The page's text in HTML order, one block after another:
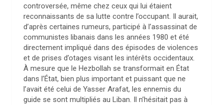
controversée, même chez ceux qui lui étaient
reconnaissants de sa lutte contre l’occupant. Il aurait,
d’après certaines rumeurs, participé à l’assassinat de
communistes libanais dans les années 1980 et été
directement impliqué dans des épisodes de violences
et de prises d’otages visant les intérêts occidentaux.
À mesure que le Hezbollah se transformait en État
dans l’État, bien plus important et puissant que ne
l’avait été celui de Yasser Arafat, les ennemis du
guide se sont multipliés au Liban. Il n’hésitait pas à